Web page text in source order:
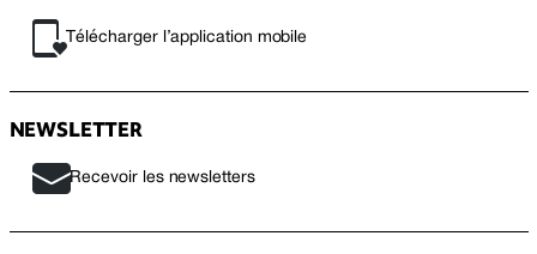
Télécharger l’application mobile
NEWSLETTER
Recevoir les newsletters